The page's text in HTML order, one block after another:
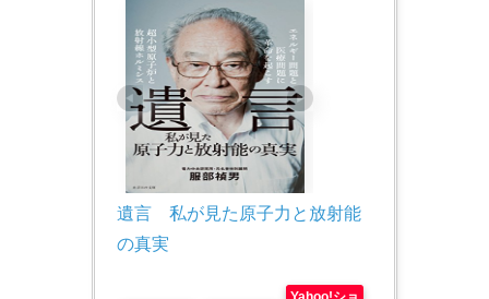
遺言　私が見た原子力と放射能
の真実